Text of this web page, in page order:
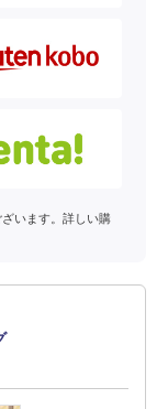
います。詳しい購